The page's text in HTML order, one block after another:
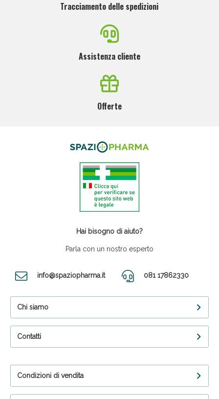
Tracciamento delle spedizioni
Assistenza cliente
Offerte
Hai bisogno di aiuto?
Parla con un nostro esperto
info@spaziopharma.it 081 17862330
Chi siamo
Contatti
Condizioni di vendita